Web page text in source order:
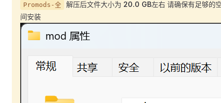
Promods-全 解压后文件大小为 20.0 GB左右 请确保有足够的
间安装